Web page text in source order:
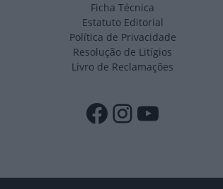
Ficha Técnica
Estatuto Editorial
Política de Privacidade
Resolução de Litígios
Livro de Reclamações
Facebook
Instagram
YouTube